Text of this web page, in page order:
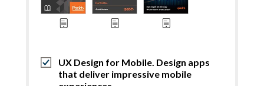
UX Design for Mobile. Design apps
that deliver impressive mobile